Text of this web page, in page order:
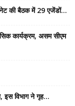
की बैठक में 29 एजेंडों...
कार्यक्रम, असम सीएम
इस विभाग ने गृह...